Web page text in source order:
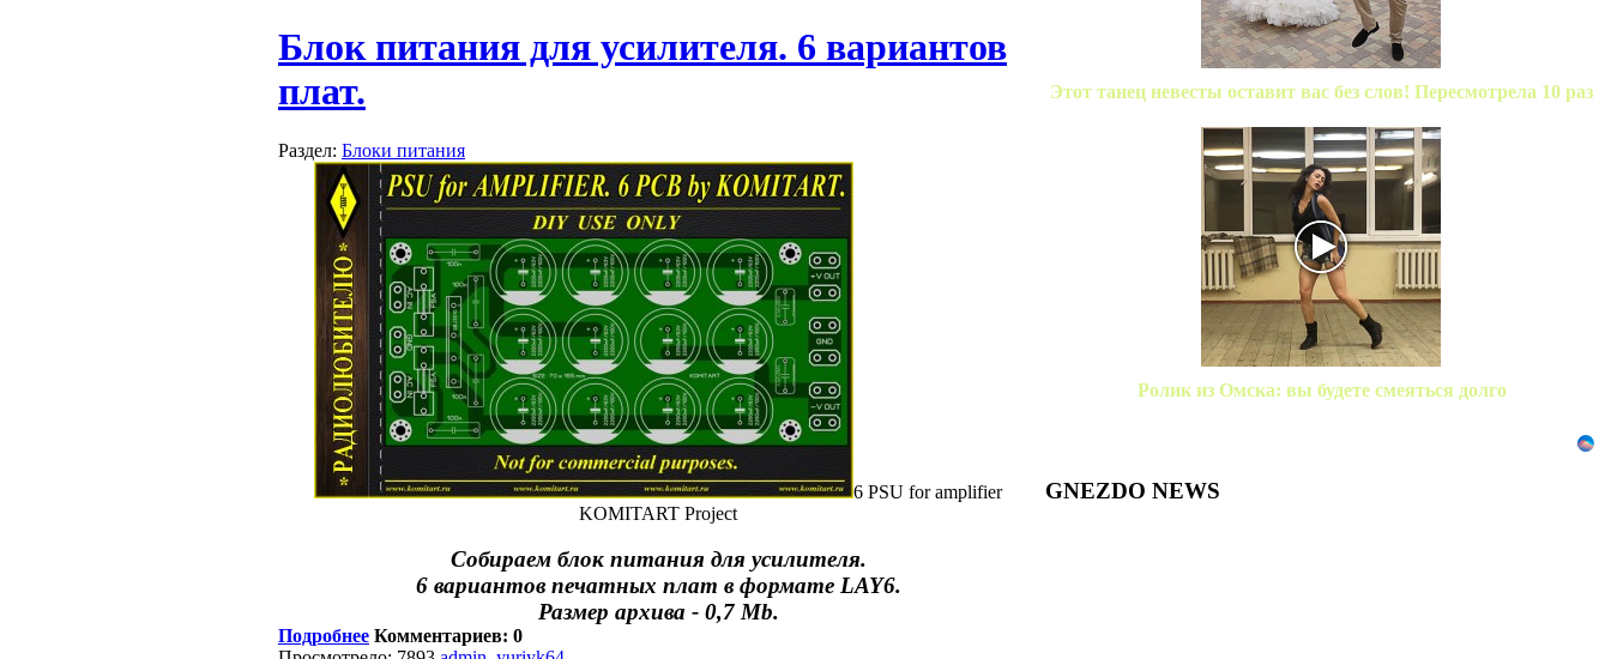
Блок питания для усилителя. 6 вариантов
плат.
Раздел: Блоки питания
6 PSU for amplifier
KOMITART Project
Собираем блок питания для усилителя.
6 вариантов печатных плат в формате LAY6.
Размер архива - 0,7 Mb.
Подробнее Комментариев: 0
Этот танец невесты оставит вас без слов! Пересмотрела 10 раз
Ролик из Омска: вы будете смеяться долго
GNEZDO NEWS